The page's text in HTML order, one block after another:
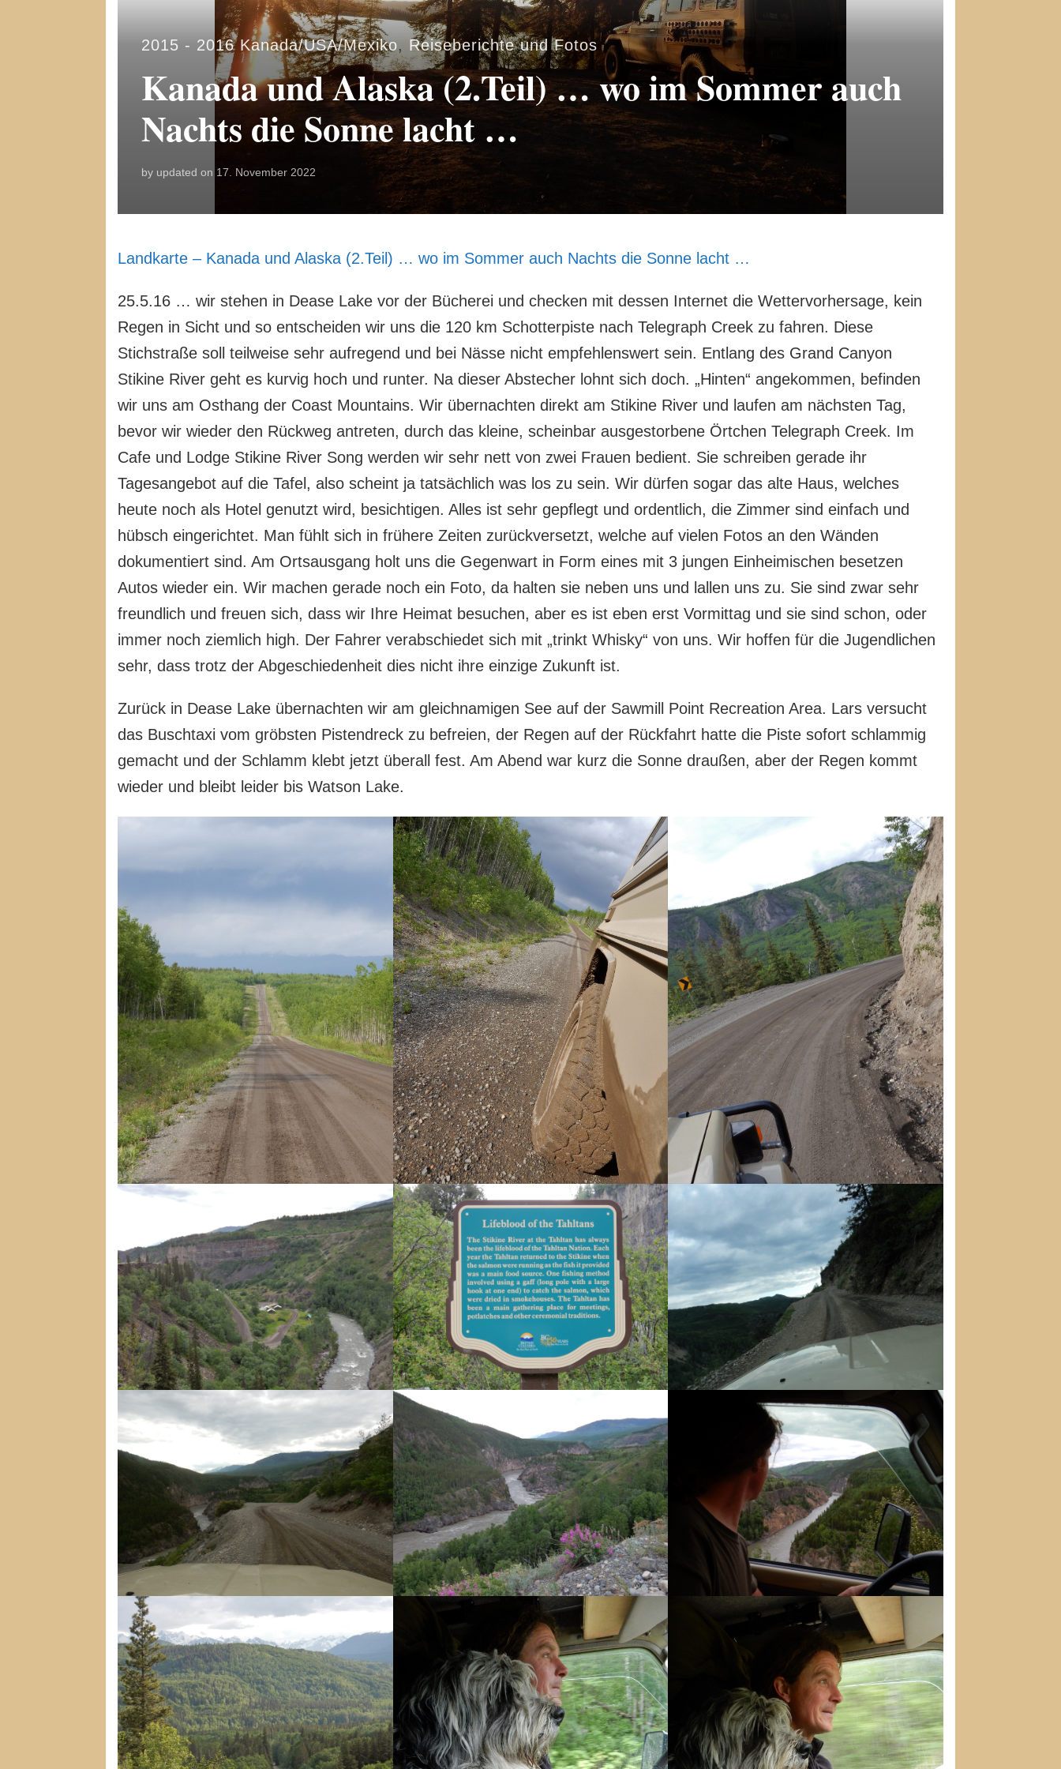
2015 - 2016 Kanada/USA/Mexiko, Reiseberichte und Fotos
Kanada und Alaska (2.Teil) … wo im Sommer auch
Nachts die Sonne lacht …
by updated on 17. November 2022
Landkarte – Kanada und Alaska (2.Teil) … wo im Sommer auch Nachts die Sonne lacht …
25.5.16 … wir stehen in Dease Lake vor der Bücherei und checken mit dessen Internet die Wettervorhersage, kein
Regen in Sicht und so entscheiden wir uns die 120 km Schotterpiste nach Telegraph Creek zu fahren. Diese
Stichstraße soll teilweise sehr aufregend und bei Nässe nicht empfehlenswert sein. Entlang des Grand Canyon
Stikine River geht es kurvig hoch und runter. Na dieser Abstecher lohnt sich doch. „Hinten“ angekommen, befinden
wir uns am Osthang der Coast Mountains. Wir übernachten direkt am Stikine River und laufen am nächsten Tag,
bevor wir wieder den Rückweg antreten, durch das kleine, scheinbar ausgestorbene Örtchen Telegraph Creek. Im
Cafe und Lodge Stikine River Song werden wir sehr nett von zwei Frauen bedient. Sie schreiben gerade ihr
Tagesangebot auf die Tafel, also scheint ja tatsächlich was los zu sein. Wir dürfen sogar das alte Haus, welches
heute noch als Hotel genutzt wird, besichtigen. Alles ist sehr gepflegt und ordentlich, die Zimmer sind einfach und
hübsch eingerichtet. Man fühlt sich in frühere Zeiten zurückversetzt, welche auf vielen Fotos an den Wänden
dokumentiert sind. Am Ortsausgang holt uns die Gegenwart in Form eines mit 3 jungen Einheimischen besetzen
Autos wieder ein. Wir machen gerade noch ein Foto, da halten sie neben uns und lallen uns zu. Sie sind zwar sehr
freundlich und freuen sich, dass wir Ihre Heimat besuchen, aber es ist eben erst Vormittag und sie sind schon, oder
immer noch ziemlich high. Der Fahrer verabschiedet sich mit „trinkt Whisky“ von uns. Wir hoffen für die Jugendlichen
sehr, dass trotz der Abgeschiedenheit dies nicht ihre einzige Zukunft ist.
Zurück in Dease Lake übernachten wir am gleichnamigen See auf der Sawmill Point Recreation Area. Lars versucht
das Buschtaxi vom gröbsten Pistendreck zu befreien, der Regen auf der Rückfahrt hatte die Piste sofort schlammig
gemacht und der Schlamm klebt jetzt überall fest. Am Abend war kurz die Sonne draußen, aber der Regen kommt
wieder und bleibt leider bis Watson Lake.